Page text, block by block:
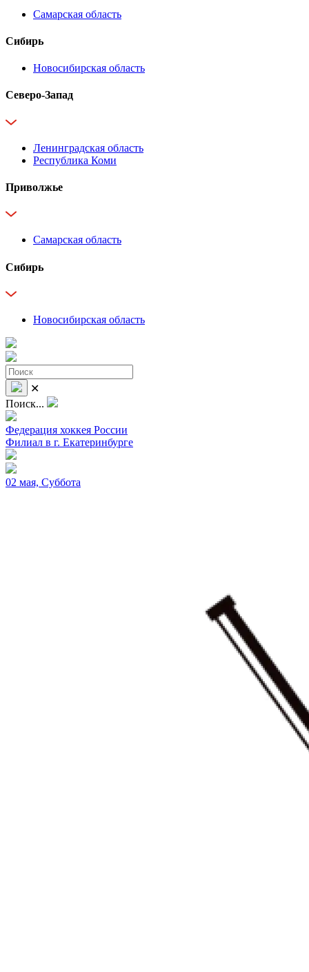
Самарская область
Сибирь
Новосибирская область
Северо-Запад
Ленинградская область
Республика Коми
Приволжье
Самарская область
Сибирь
Новосибирская область
✕
Поиск...
Федерация хоккея России
Филиал в г. Екатеринбурге
02 мая, Суббота